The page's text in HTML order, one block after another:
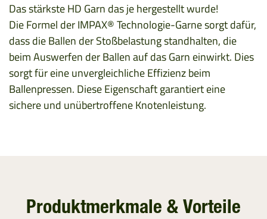
Das stärkste HD Garn das je hergestellt wurde!
Die Formel der IMPAX® Technologie-Garne sorgt dafür,
dass die Ballen der Stoßbelastung standhalten, die
beim Auswerfen der Ballen auf das Garn einwirkt. Dies
sorgt für eine unvergleichliche Effizienz beim
Ballenpressen. Diese Eigenschaft garantiert eine
sichere und unübertroffene Knotenleistung.
Produktmerkmale & Vorteile